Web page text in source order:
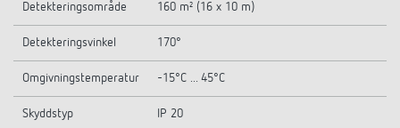
Detekteringsområde 160 m² (16 x 10 m)
Detekteringsvinkel 170°
Omgivningstemperatur -15°C ... 45°C
Skyddstyp IP 20